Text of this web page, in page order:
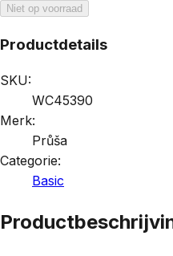
Niet op voorraad
Productdetails
SKU:
WC45390
Merk:
Průša
Categorie:
Basic